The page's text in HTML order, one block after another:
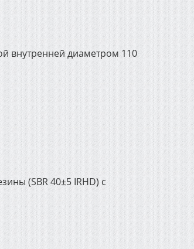
внутренней диаметром 110
(SBR 40±5 IRHD) с